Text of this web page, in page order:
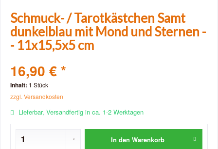
Schmuck- / Tarotkästchen Samt
dunkelblau mit Mond und Sternen -
- 11x15,5x5 cm
16,90 € *
Inhalt: 1 Stück
zzgl. Versandkosten
Lieferbar, Versandfertig in ca. 1-2 Werktagen
In den Warenkorb